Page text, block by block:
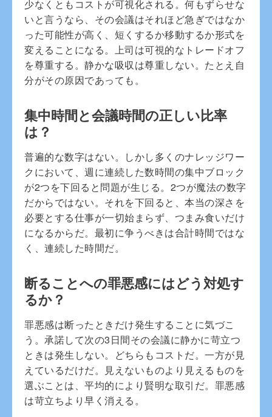
少なくともコストが可視化される。何もずらせな
いと言うなら、その会議はそれほど急ぎではなか
った可能性が高く、短くするか移動するか形式を
変えることになる。上司は可視的なトレードオフ
を尊重する。静かな吸収は尊重しない。たとえ自
分がその原因であっても。
集中時間と会議時間の正しい比率
は？
普遍的な数字はない。しかし多くのナレッジワー
クにおいて、週に連続した数時間の集中ブロック
が2つを下回ると問題が生じる。2つが魔法の数字
だからではない。それを下回ると、本当の深さを
必要とする仕事が一切始まらず、つまみ食いだけ
になるからだ。最初に争うべきは合計時間ではな
く、連続した時間だ。
断ることへの罪悪感にはどう対処す
るか？
罪悪感は断ったときだけ発生することに気づこ
う。承諾して次の3日間その会議に静かに苛立つ
ときは発生しない。どちらもコストだ。一方が見
えているだけだ。見えないものより見えるものを
選ぶことは、平均的により賢明な取引だ。罪悪感
は苛立ちより早く消える。